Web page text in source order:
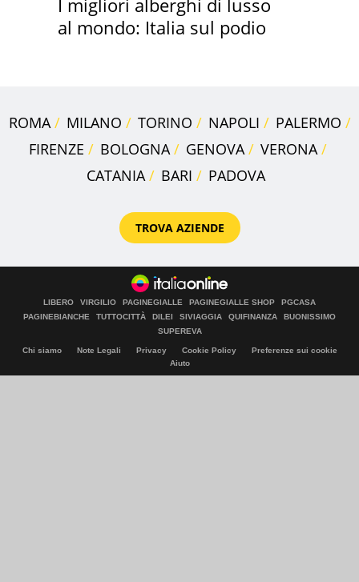
I migliori alberghi di lusso
al mondo: Italia sul podio
ROMA MILANO TORINO NAPOLI
PALERMO
FIRENZE
BOLOGNA GENOVA
VERONA
CATANIA
BARI PADOVA
TROVA AZIENDE
LIBERO VIRGILIO PAGINEGIALLE PAGINEGIALLE SHOP
PGCASA
PAGINEBIANCHE
TUTTOCITTÀ DILEI SIVIAGGIA QUIFINANZA
BUONISSIMO
SUPEREVA
Chi siamo Note Legali Privacy Cookie Policy
Preferenze sui cookie
Aiuto